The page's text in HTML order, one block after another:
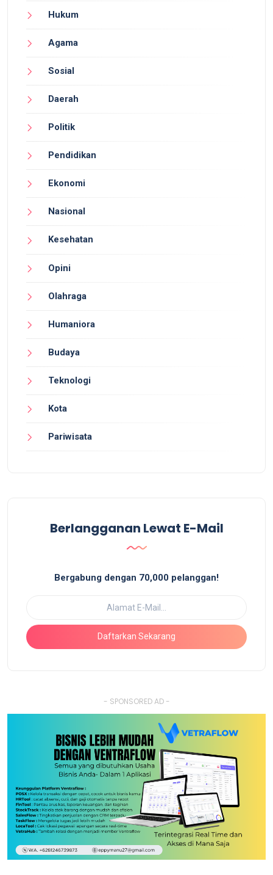
Hukum
Agama
Sosial
Daerah
Politik
Pendidikan
Ekonomi
Nasional
Kesehatan
Opini
Olahraga
Humaniora
Budaya
Teknologi
Kota
Pariwisata
Berlangganan Lewat E-Mail
Bergabung dengan 70,000 pelanggan!
Daftarkan Sekarang
- SPONSORED AD -